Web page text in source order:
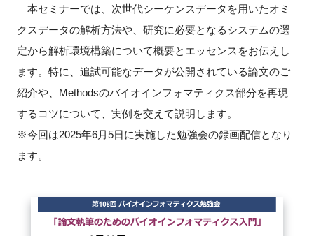
本セミナーでは、次世代シーケンスデータを用いたオミ
クスデータの解析方法や、研究に必要となるシステムの選
定から解析環境構築について概要とエッセンスをお伝えし
ます。特に、追試可能なデータが公開されている論文のご
紹介や、Methodsのバイオインフォマティクス部分を再現
するコツについて、実例を交えて説明します。
※今回は2025年6月5日に実施した勉強会の録画配信となり
ます。